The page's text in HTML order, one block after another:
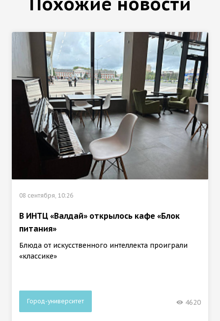
08 сентября, 10:26
В ИНТЦ «Валдай» открылось кафе «Блок
питания»
Блюда от искусственного интеллекта проиграли
«классике»
Город-университет 4620